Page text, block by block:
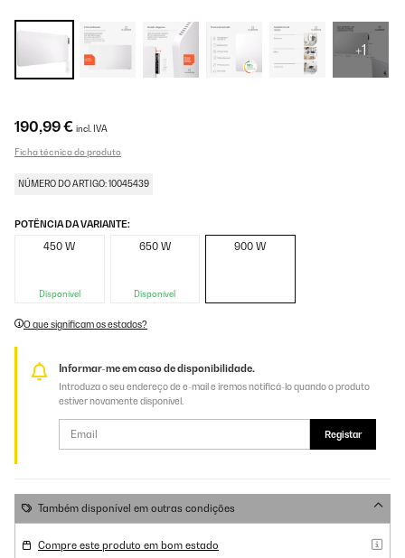
+1
190,99 € incl. IVA
Ficha técnica do produto
NÚMERO DO ARTIGO: 10045439
POTÊNCIA DA VARIANTE:
450 W
Disponível
650 W
Disponível
900 W
O que significam os estados?
Informar-me em caso de disponibilidade.
Introduza o seu endereço de e-mail e iremos notificá-lo quando o produto
estiver novamente disponível.
Registar
Também disponível em outras condições
Compre este produto em bom estado